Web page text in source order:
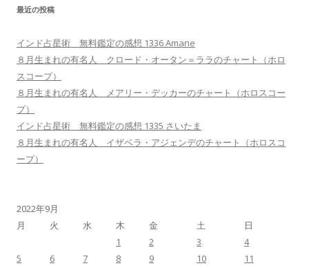
最近の投稿
インド占星術 無料鑑定の感想 1336 Amane
８月生まれの有名人 クロード・オータン＝ララのチャート（ホロ
スコープ）
８月生まれの有名人 メアリー・デッカーのチャート（ホロスコー
プ）
インド占星術 無料鑑定の感想 1335 さいたま
８月生まれの有名人 イザベラ・アジェンデのチャート（ホロスコ
ープ）
2022年9月
月
火 水 木 金 土 日
1 2 3
4
5
6 7 8 9 10
11